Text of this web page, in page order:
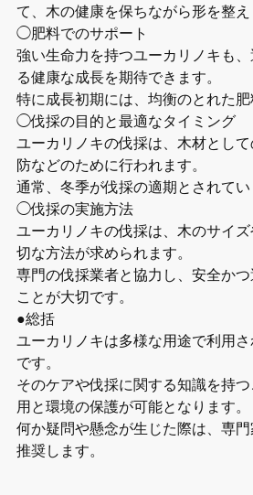
て、木の健康を保ちながら形を整え
◯肥料でのサポート
強い生命力を持つユーカリノキも
る健康な成長を期待できます。
特に成長初期には、均衡のとれた肥
◯伐採の目的と最適なタイミング
ユーカリノキの伐採は、木材とし
防などのために行われます。
通常、冬季が伐採の適期とされてい
◯伐採の実施方法
ユーカリノキの伐採は、木のサイ
切な方法が求められます。
専門の伐採業者と協力し、安全か
ことが大切です。
●総括
ユーカリノキは多様な用途で利用
です。
そのケアや伐採に関する知識を持
用と環境の保護が可能となります。
何か疑問や懸念が生じた際は、専
推奨します。